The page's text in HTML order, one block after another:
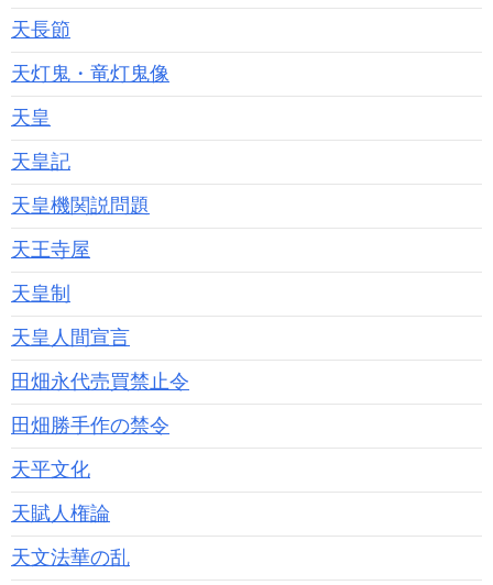
天長節
天灯鬼・竜灯鬼像
天皇
天皇記
天皇機関説問題
天王寺屋
天皇制
天皇人間宣言
田畑永代売買禁止令
田畑勝手作の禁令
天平文化
天賦人権論
天文法華の乱